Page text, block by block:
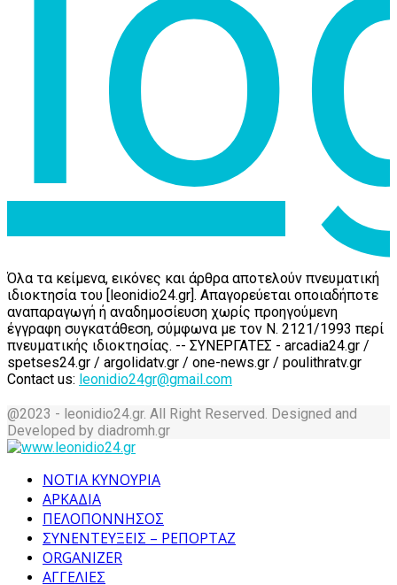
Όλα τα κείμενα, εικόνες και άρθρα αποτελούν πνευματική
ιδιοκτησία του [leonidio24.gr]. Απαγορεύεται οποιαδήποτε
αναπαραγωγή ή αναδημοσίευση χωρίς προηγούμενη
έγγραφη συγκατάθεση, σύμφωνα με τον Ν. 2121/1993 περί
πνευματικής ιδιοκτησίας. -- ΣΥΝΕΡΓΑΤΕΣ - arcadia24.gr /
spetses24.gr / argolidatv.gr / one-news.gr / poulithratv.gr
Contact us: leonidio24gr@gmail.com
@2023 - leonidio24.gr. All Right Reserved. Designed and
Developed by diadromh.gr
ΝΟΤΙΑ ΚΥΝΟΥΡΙΑ
ΑΡΚΑΔΙΑ
ΠΕΛΟΠΟΝΝΗΣΟΣ
ΣΥΝΕΝΤΕΥΞΕΙΣ – ΡΕΠΟΡΤΑΖ
ORGANIZER
ΑΓΓΕΛΙΕΣ